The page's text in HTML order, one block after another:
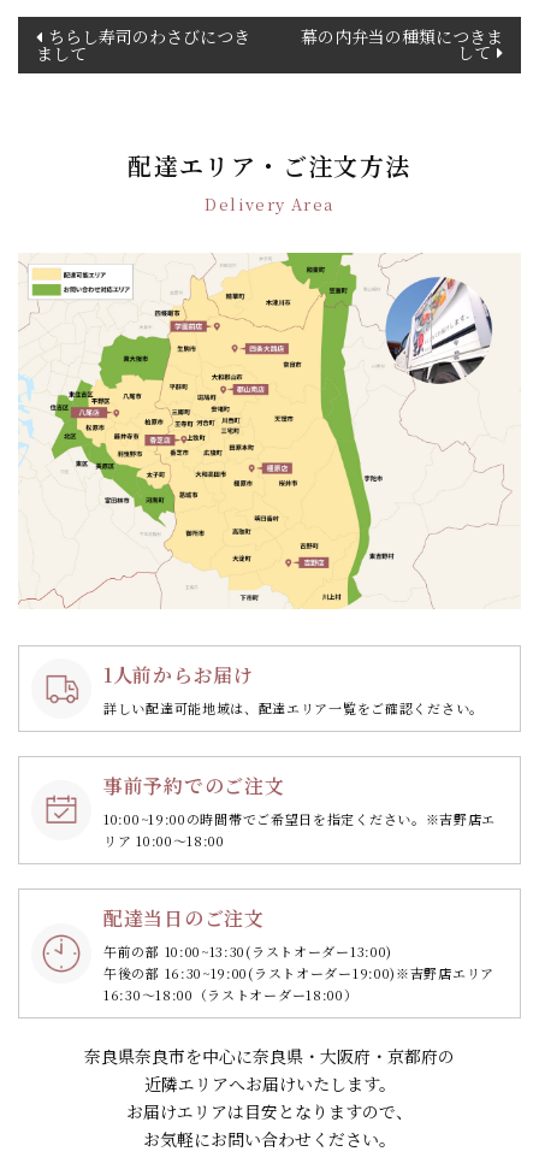
ン
ちらし寿司のわさびにつき
まして
幕の内弁当の種類につきま
して
配達エリア・ご注文方法
Delivery Area
1人前からお届け
詳しい配達可能地域は、配達エリア一覧をご確認ください。
事前予約でのご注文
10:00~19:00の時間帯でご希望日を指定ください。 ※吉野店エ
リア 10:00～18:00
配達当日のご注文
午前の部 10:00~13:30(ラストオーダー13:00)
午後の部 16:30~19:00(ラストオーダー19:00)※吉野店エリア
16:30～18:00（ラストオーダー18:00）
奈良県奈良市を中心に奈良県・大阪府・京都府の
近隣エリアへお届けいたします。
お届けエリアは目安となりますので、
お気軽にお問い合わせください。